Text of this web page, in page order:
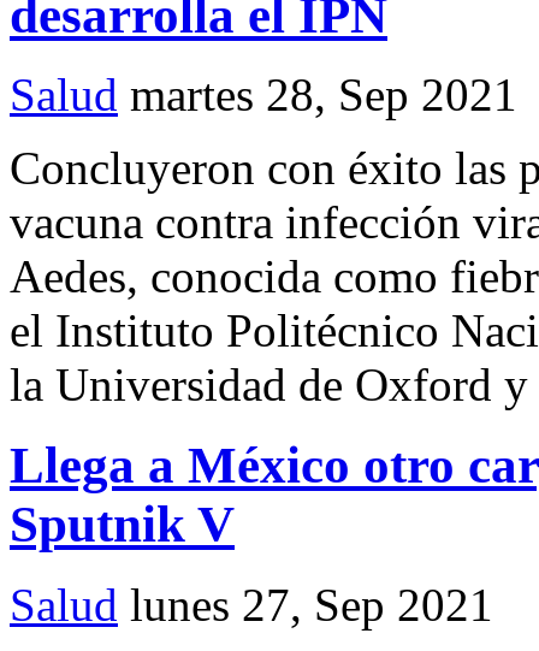
desarrolla el IPN
Salud martes 28, Sep 2021
Concluyeron con éxito las
vacuna contra infección
Aedes, conocida como
el Instituto Politécnico
la Universidad de Oxford
Llega a México otro
Sputnik V
Salud lunes 27, Sep 2021